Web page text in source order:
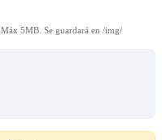
Máx 5MB. Se guardará en /img/